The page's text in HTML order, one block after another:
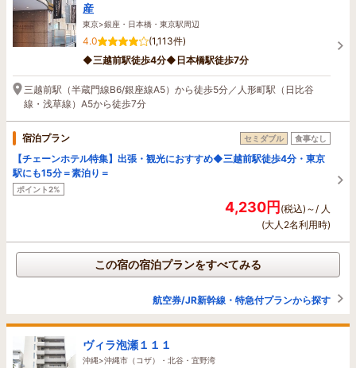
産
東京>銀座・日本橋・東京駅周辺
4.0
(1,113件)
◆三越前駅徒歩4分◆日本橋駅徒歩7分
三越前駅（半蔵門線B6/銀座線A5）から徒歩5分／人形町駅（日比谷
線・浅草線）A5から徒歩7分
宿泊プラン セミダブル 食事なし
【チェーンホテル特集】出張・観光におすすめ◆三越前駅徒歩4分・東京
駅にも15分＝素泊り＝
ポイント2%
4,230円(税込)～/ 人
(大人2名利用時)
この宿の宿泊プランをすべてみる
航空券/JR新幹線・特急付プランから探す
ヴィラ泡瀬１１１
沖縄>沖縄市（コザ）・北谷・宜野湾